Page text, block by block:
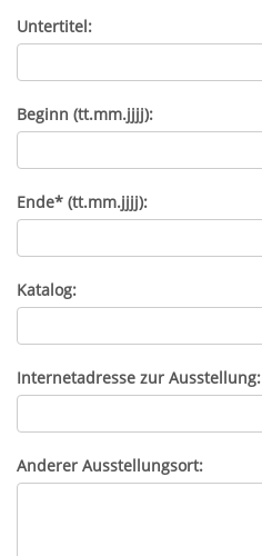
Untertitel:
Beginn (tt.mm.jjjj):
Ende* (tt.mm.jjjj):
Katalog:
Internetadresse zur Ausstellung:
Anderer Ausstellungsort: